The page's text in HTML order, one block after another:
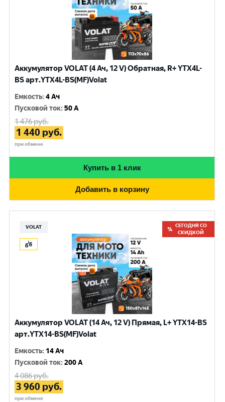
Аккумулятор VOLAT (4 Ач, 12 V) Обратная, R+ YTX4L-
BS арт.YTX4L-BS(MF)Volat
Емкость:4 Ач
Пусковой ток:50 A
1 476руб.
1 440 руб.
при обмене
Купить в 1 клик
Добавить в корзину
VOLAT
СЕГОДНЯ СО
СКИДКОЙ
Аккумулятор VOLAT (14 Ач, 12 V) Прямая, L+ YTX14-BS
арт.YTX14-BS(MF)Volat
Емкость: 14 Ач
Пусковой ток:200 A
4 086руб.
3 960 руб.
при обмене